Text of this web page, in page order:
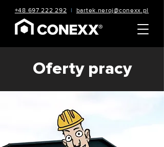
+48 697 222 292 | bartek.neroj@conexx.pl
Oferty pracy